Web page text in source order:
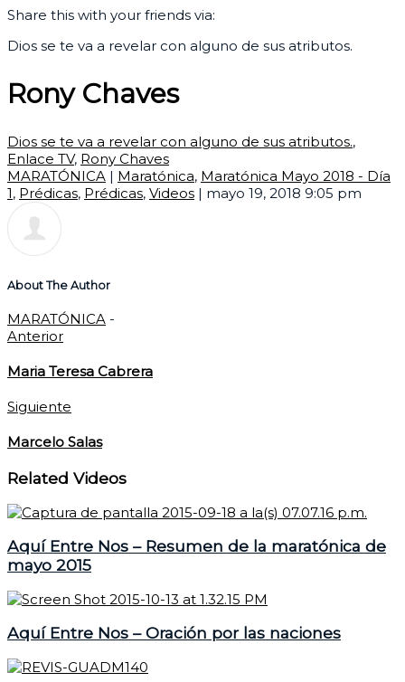
Share this with your friends via:
Dios se te va a revelar con alguno de sus atributos.
Rony Chaves
Dios se te va a revelar con alguno de sus atributos.,
Enlace TV, Rony Chaves
MARATÓNICA | Maratónica, Maratónica Mayo 2018 - Día
1, Prédicas, Prédicas, Videos | mayo 19, 2018 9:05 pm
About The Author
MARATÓNICA -
Anterior
Maria Teresa Cabrera
Siguiente
Marcelo Salas
Related Videos
Aquí Entre Nos – Resumen de la maratónica de
mayo 2015
Aquí Entre Nos – Oración por las naciones